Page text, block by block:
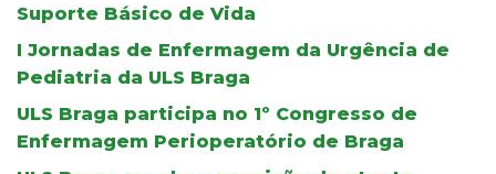
Suporte Básico de Vida
I Jornadas de Enfermagem da Urgência de
Pediatria da ULS Braga
ULS Braga participa no 1º Congresso de
Enfermagem Perioperatório de Braga